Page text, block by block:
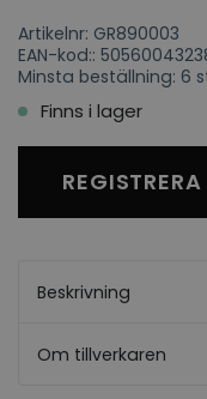
Artikelnr: GR890003
EAN-kod::
Minsta beställning: 6
Finns i lager
Beskrivning
Om tillverkaren